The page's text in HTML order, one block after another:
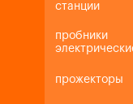
станции
пробники
прожекторы